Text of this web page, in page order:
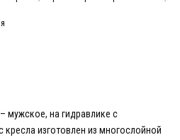
– мужское, на гидравлике с
изготовлен из многослойной